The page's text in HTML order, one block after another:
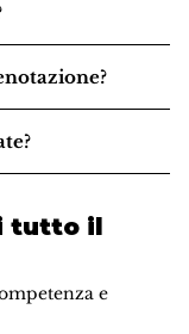
tutto il
e